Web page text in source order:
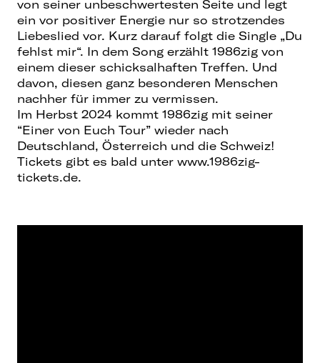
von seiner unbeschwertesten Seite und legt
ein vor positiver Energie nur so strotzendes
Liebeslied vor. Kurz darauf folgt die Single „Du
fehlst mir“. In dem Song erzählt 1986zig von
einem dieser schicksalhaften Treffen. Und
davon, diesen ganz besonderen Menschen
nachher für immer zu vermissen.
Im Herbst 2024 kommt 1986zig mit seiner
“Einer von Euch Tour” wieder nach
Deutschland, Österreich und die Schweiz!
Tickets gibt es bald unter www.1986zig-
tickets.de.